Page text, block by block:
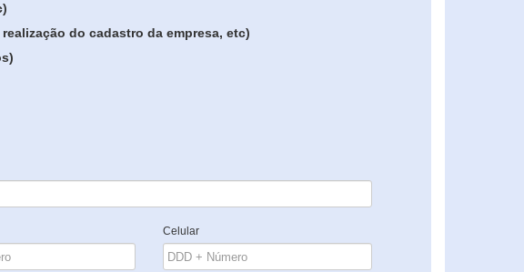
do cadastro da empresa, etc)
Celular